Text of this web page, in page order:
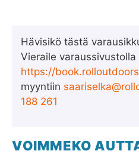
Hävisikö tästä
Vieraile varaussivustolla
https://
myyntiin
188 261
VOIMMEKO